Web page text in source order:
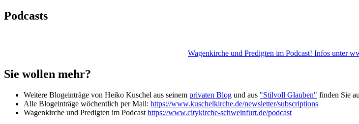
Podcasts
Wagenkirche und Predigten im Podcast! Infos unter
Sie wollen mehr?
Weitere Blogeinträge von Heiko Kuschel aus seinem privaten Blog und aus "Stilvoll Glauben" finden Sie
Alle Blogeinträge wöchentlich per Mail: https://www.kuschelkirche.de/newsletter/subscriptions
Wagenkirche und Predigten im Podcast https://www.citykirche-schweinfurt.de/podcast